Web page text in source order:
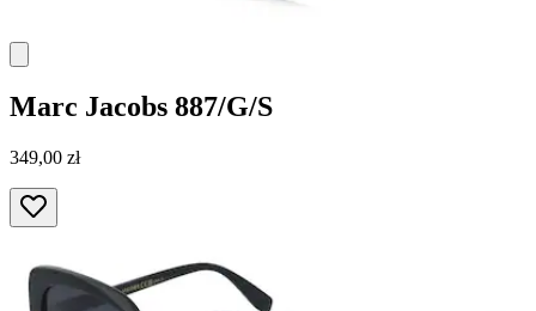
Marc Jacobs 887/G/S
349,00 zł